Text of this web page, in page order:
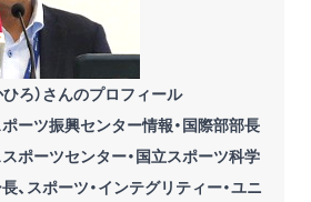
ろ）さんのプロフィール
ーツ振興センター情報・国際部部長
ポーツセンター・国立スポーツ科学
、スポーツ・インテグリティー・ユニ